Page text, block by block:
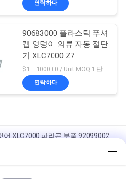
연락하다
90683000 플라스틱 푸셔
캡 엉덩이 의류 자동 절단
기 XLC7000 Z7
연락하다
어 XLC7000 파라곤 부품 92099002
바일 자동 커터 XLC7000 / Z7에 적